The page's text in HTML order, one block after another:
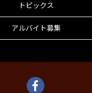
トピックス
アルバイト募集